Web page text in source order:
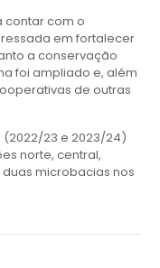
contar com o
em fortalecer
a conservação
foi ampliado e, além
de outras
(2022/23 e 2023/24)
norte, central,
microbacias nos